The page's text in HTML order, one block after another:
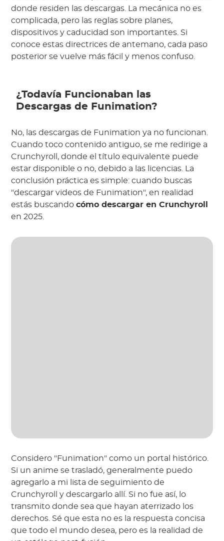
donde residen las descargas. La mecánica no es
complicada, pero las reglas sobre planes,
dispositivos y caducidad son importantes. Si
conoce estas directrices de antemano, cada paso
posterior se vuelve más fácil y menos confuso.
¿Todavía Funcionaban las
Descargas de Funimation?
No, las descargas de Funimation ya no funcionan.
Cuando toco contenido antiguo, se me redirige a
Crunchyroll, donde el título equivalente puede
estar disponible o no, debido a las licencias. La
conclusión práctica es simple: cuando buscas
"descargar videos de Funimation", en realidad
estás buscandocómo descargar en Crunchyroll
en 2025.
Considero "Funimation" como un portal histórico.
Si un anime se trasladó, generalmente puedo
agregarlo a mi lista de seguimiento de
Crunchyroll y descargarlo allí. Si no fue así, lo
transmito donde sea que hayan aterrizado los
derechos. Sé que esta no es la respuesta concisa
que todo el mundo desea, pero es la realidad de